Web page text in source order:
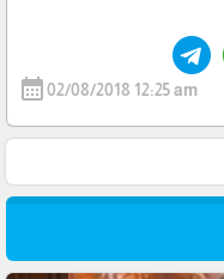
calendar_month02/08/2018 12:25 am